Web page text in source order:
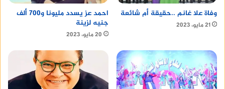
وفاة علا غانم ..حقيقة أم شائعة
21 مايو، 2023
احمد عز يسدد مليونا و700 ألف
جنيه لزينة
20 مايو، 2023